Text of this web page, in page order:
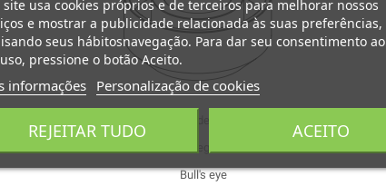
Bull's eye
site usa cookies próprios e de terceiros para melhorar nossos
e mostrar a publicidade relacionada às suas preferências,
seus hábitosnavegação. Para dar seu consentimento ao
pressione o botão Aceito.
informações Personalização de cookies
REJEITAR TUDO ACEITO